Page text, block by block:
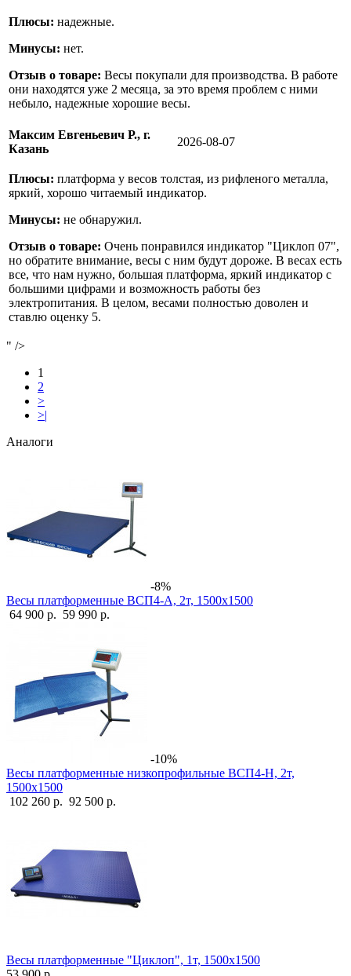
Плюсы: надежные.
Минусы: нет.
Отзыв о товаре: Весы покупали для производства. В работе
они находятся уже 2 месяца, за это время проблем с ними
небыло, надежные хорошие весы.
Максим Евгеньевич Р., г.
Казань
2026-08-07
Плюсы: платформа у весов толстая, из рифленого металла,
яркий, хорошо читаемый индикатор.
Минусы: не обнаружил.
Отзыв о товаре: Очень понравился индикатор "Циклоп 07",
но обратите внимание, весы с ним будут дороже. В весах есть
все, что нам нужно, большая платформа, яркий индикатор с
большими цифрами и возможность работы без
электропитания. В целом, весами полностью доволен и
ставлю оценку 5.
" />
1
2
>
>|
Аналоги
-8%
Весы платформенные ВСП4-А, 2т, 1500х1500
64 900 р. 59 990 р.
-10%
Весы платформенные низкопрофильные ВСП4-Н, 2т,
1500х1500
102 260 р. 92 500 р.
Весы платформенные "Циклоп", 1т, 1500х1500